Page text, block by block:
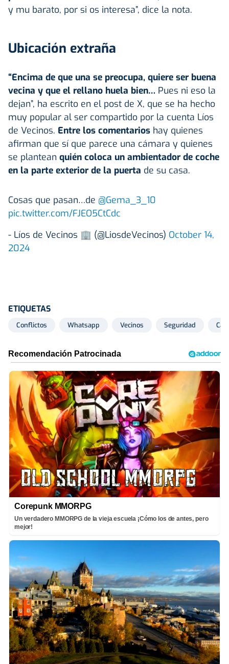
y mu barato, por si os interesa”, dice la nota.
Ubicación extraña
“Encima de que una se preocupa, quiere ser buena
vecina y que el rellano huela bien… Pues ni eso la
dejan”, ha escrito en el post de X, que se ha hecho
muy popular al ser compartido por la cuenta Líos
de Vecinos. Entre los comentarios hay quienes
afirman que sí que parece una cámara y quienes
se plantean quién coloca un ambientador de coche
en la parte exterior de la puerta de su casa.
Cosas que pasan…de @Gema_3_10
pic.twitter.com/FJEO5CtCdc
- Líos de Vecinos 🏢 (@LiosdeVecinos) October 14,
2024
ETIQUETAS
Conflictos Whatsapp Vecinos Seguridad
Corepunk MMORPG
Un verdadero MMORPG de la vieja escuela ¡Cómo los de antes, pero
mejor!